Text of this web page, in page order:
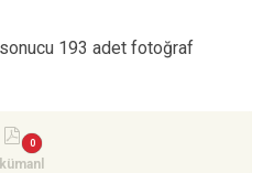
193 adet fotoğraf